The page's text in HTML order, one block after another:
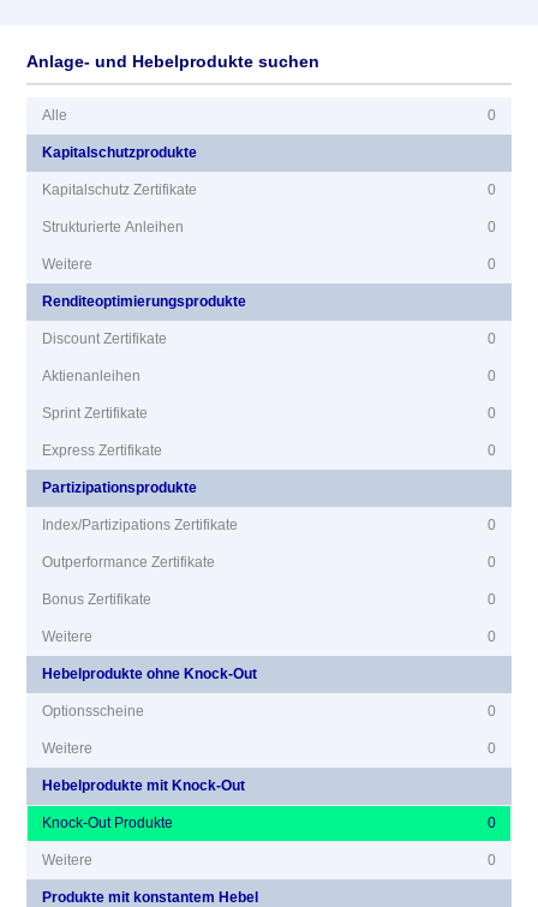
Anlage- und Hebelprodukte suchen
Alle 0
Kapitalschutzprodukte
Kapitalschutz Zertifikate 0
Strukturierte Anleihen 0
Weitere 0
Renditeoptimierungsprodukte
Discount Zertifikate 0
Aktienanleihen 0
Sprint Zertifikate 0
Express Zertifikate 0
Partizipationsprodukte
Index/Partizipations Zertifikate 0
Outperformance Zertifikate 0
Bonus Zertifikate 0
Weitere 0
Hebelprodukte ohne Knock-Out
Optionsscheine 0
Weitere 0
Hebelprodukte mit Knock-Out
Knock-Out Produkte 0
Weitere 0
Produkte mit konstantem Hebel